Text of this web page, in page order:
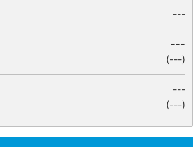
---
---
(---)
---
(---)